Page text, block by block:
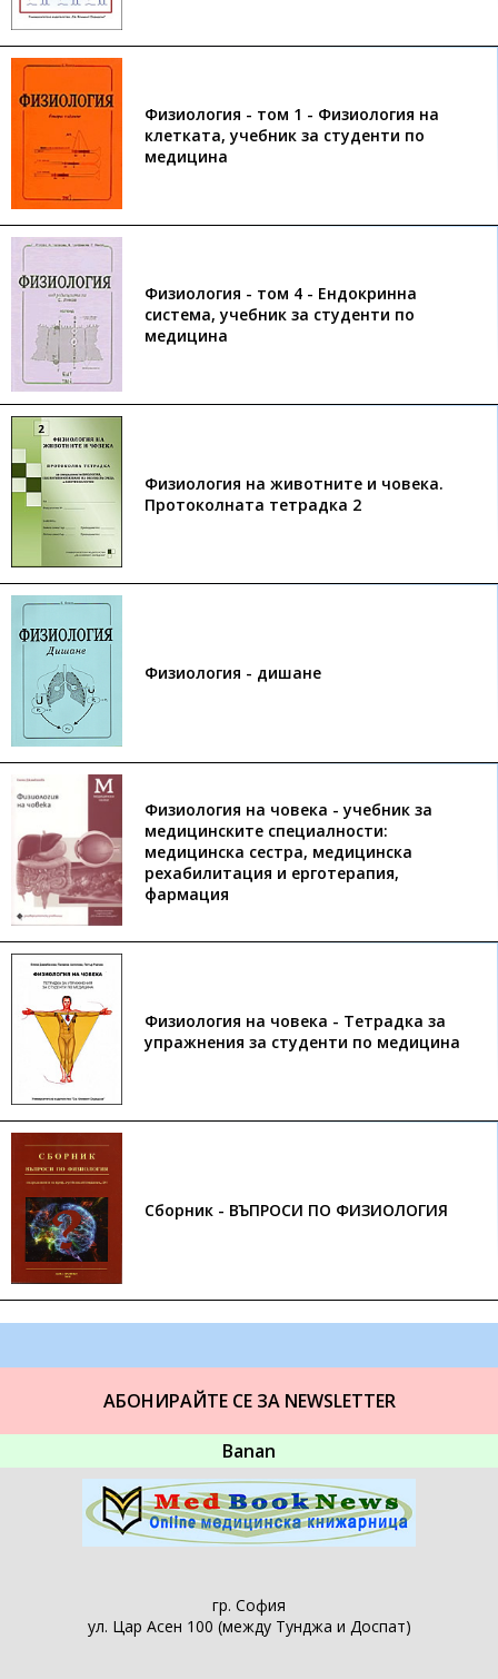
Физиология - том 1 - Физиология на
клетката, учебник за студенти по
медицина
Физиология - том 4 - Ендокринна
система, учебник за студенти по
медицина
Физиология на животните и човека.
Протоколната тетрадка 2
Физиология - дишане
Физиология на човека - учебник за
медицинските специалности:
медицинска сестра, медицинска
рехабилитация и ерготерапия,
фармация
Физиология на човека - Тетрадка за
упражнения за студенти по медицина
Сборник - ВЪПРОСИ ПО ФИЗИОЛОГИЯ
АБОНИРАЙТЕ СЕ ЗА NEWSLETTER
Banan
гр. София
ул. Цар Асен 100 (между Тунджа и Доспат)